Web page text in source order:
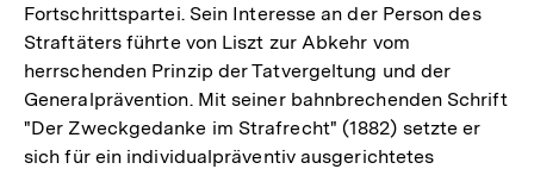
Fortschrittspartei. Sein Interesse an der Person des
Straftäters führte von Liszt zur Abkehr vom
herrschenden Prinzip der Tatvergeltung und der
Generalprävention. Mit seiner bahnbrechenden Schrift
"Der Zweckgedanke im Strafrecht" (1882) setzte er
sich für ein individualpräventiv ausgerichtetes